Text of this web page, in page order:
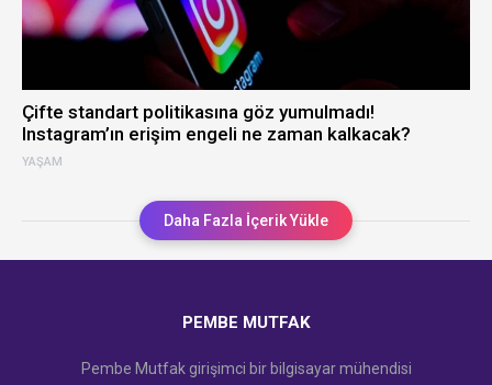
YAŞAM
Çifte standart politikasına göz yumulmadı!
Instagram’ın erişim engeli ne zaman kalkacak?
Daha Fazla İçerik Yükle
PEMBE MUTFAK
Pembe Mutfak girişimci bir bilgisayar mühendisi